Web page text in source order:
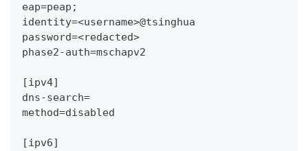
eap=peap;
identity=<username>@tsinghua
password=<redacted>
phase2-auth=mschapv2
[ipv4]
dns-search=
method=disabled
[ipv6]